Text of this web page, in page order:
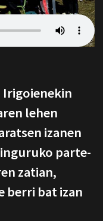
Irigoienekin
lehen
izanen
parte-
zatian,
berri bat izan